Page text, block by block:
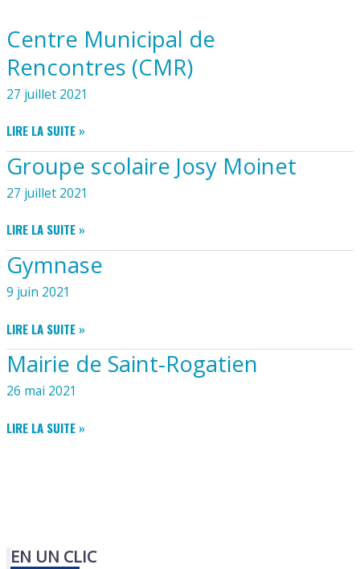
Centre Municipal de
Rencontres (CMR)
27 juillet 2021
CENTRE
MUNICIPAL
DE
RENCONTRES
(CMR)
LIRE LA SUITE »
Groupe scolaire Josy Moinet
27 juillet 2021
GROUPE
SCOLAIRE
JOSY
MOINET
LIRE LA SUITE »
Gymnase
9 juin 2021
GYMNASE
LIRE LA SUITE »
Mairie de Saint-Rogatien
26 mai 2021
MAIRIE
LIRE LA SUITE »
EN UN CLIC